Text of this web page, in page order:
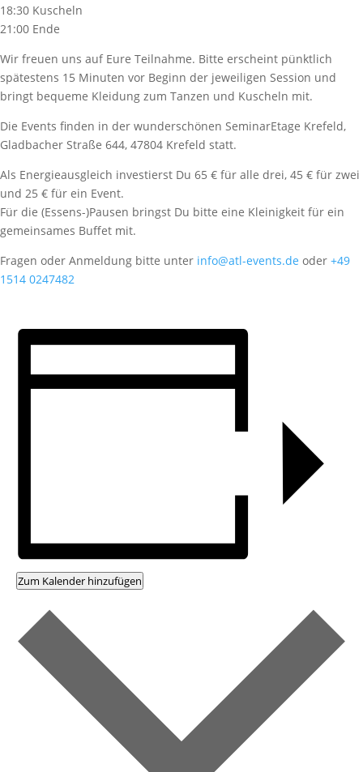
18:30 Kuscheln
21:00 Ende
Wir freuen uns auf Eure Teilnahme. Bitte erscheint pünktlich
spätestens 15 Minuten vor Beginn der jeweiligen Session und
bringt bequeme Kleidung zum Tanzen und Kuscheln mit.
Die Events finden in der wunderschönen SeminarEtage Krefeld,
Gladbacher Straße 644, 47804 Krefeld statt.
Als Energieausgleich investierst Du 65 € für alle drei, 45 € für zwei
und 25 € für ein Event.
Für die (Essens-)Pausen bringst Du bitte eine Kleinigkeit für ein
gemeinsames Buffet mit.
Fragen oder Anmeldung bitte unter info@atl-events.de oder +49
1514 0247482
Zum Kalender hinzufügen